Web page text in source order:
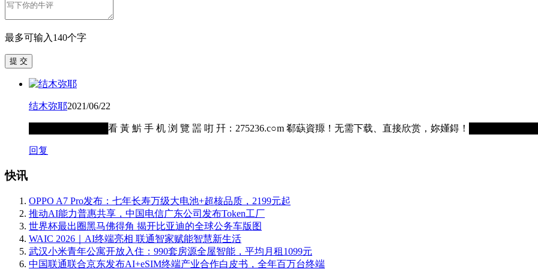
最多可输入140个字
提 交
结木弥耶2021/06/22
████████████看 黃 魸 手 机 浏 覽 噐 咑 幵：275236.c○m 郗蒛資羱！无需下载、直接欣赏，妳嬞鍀！
回复
快讯
OPPO A7 Pro发布：七年长寿万级大电池+超核品质，2199元起
推动AI能力普惠共享，中国电信广东公司发布Token工厂
世界杯最出圈黑马佛得角 揭开比亚迪的全球公务车版图
WAIC 2026｜AI终端亮相 联通智家赋能智慧新生活
武汉小米青年公寓开放入住：990套房源全屋智能，平均月租1099元
中国联通联合京东发布AI+eSIM终端产业合作白皮书，全年百万台终端